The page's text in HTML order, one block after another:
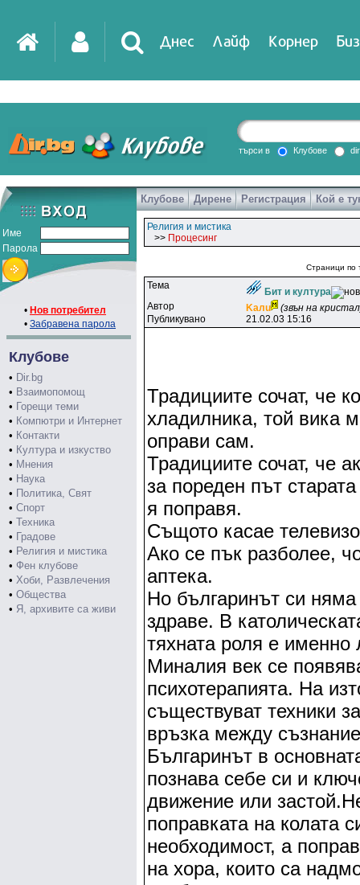
Днес Лайф Корнер
DirTV Impressio
Games
търси в Клубове
Име
Парола
• Нов потребител
• Забравена парола
Клубове
• Dir.bg
• Взаимопомощ
• Горещи теми
• Компютри и Интернет
• Контакти
• Култура и изкуство
• Мнения
• Наука
• Политика, Свят
• Спорт
• Техника
• Градове
• Религия и мистика
• Фен клубове
• Хоби, Развлечения
• Общества
• Я, архивите са живи
Клубове Дирене Регистрация Кой е
Религия и мистика
>> Процесинг
Страници по
Тема
Бит и култура
Автор
Kaлu
(звън на
Публикувано
21.02.03 15:16
Традициите сочат, че
хладилника, той вика
оправи сам.
Традициите сочат, че
за пореден път
я поправя.
Същото касае
Ако се пък разболее,
аптека.
Но българинът си няма
здраве. В
тяхната роля е именно
Миналия век се
психотерапията. На
съществуват техники
връзка между
Българинът в
познава себе си и
движение или
поправката на колата
необходимост, а
на хора, които са